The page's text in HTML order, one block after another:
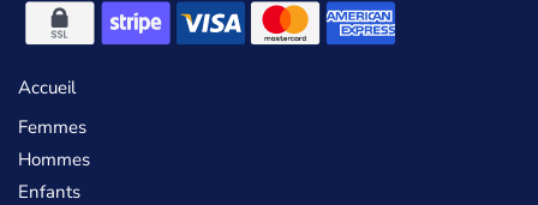
Accueil
Femmes
Hommes
Enfants